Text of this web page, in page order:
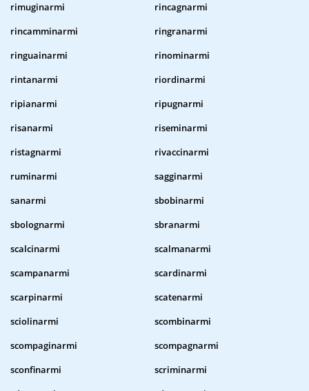
rimuginarmi
rincagnarmi
rincamminarmi
ringranarmi
ringuainarmi
rinominarmi
rintanarmi
riordinarmi
ripianarmi
ripugnarmi
risanarmi
riseminarmi
ristagnarmi
rivaccinarmi
ruminarmi
sagginarmi
sanarmi
sbobinarmi
sbolognarmi
sbranarmi
scalcinarmi
scalmanarmi
scampanarmi
scardinarmi
scarpinarmi
scatenarmi
sciolinarmi
scombinarmi
scompaginarmi
scompagnarmi
sconfinarmi
scriminarmi